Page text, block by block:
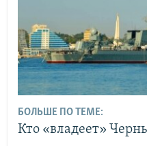
БОЛЬШЕ ПО ТЕМЕ:
Кто «владеет»